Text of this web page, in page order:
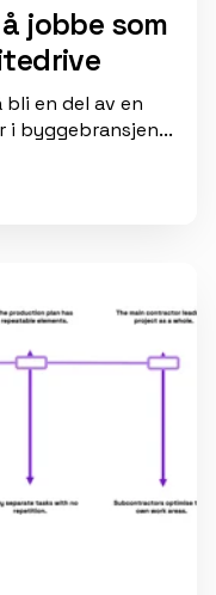
jobbe som
en del av en
byggebransjen...